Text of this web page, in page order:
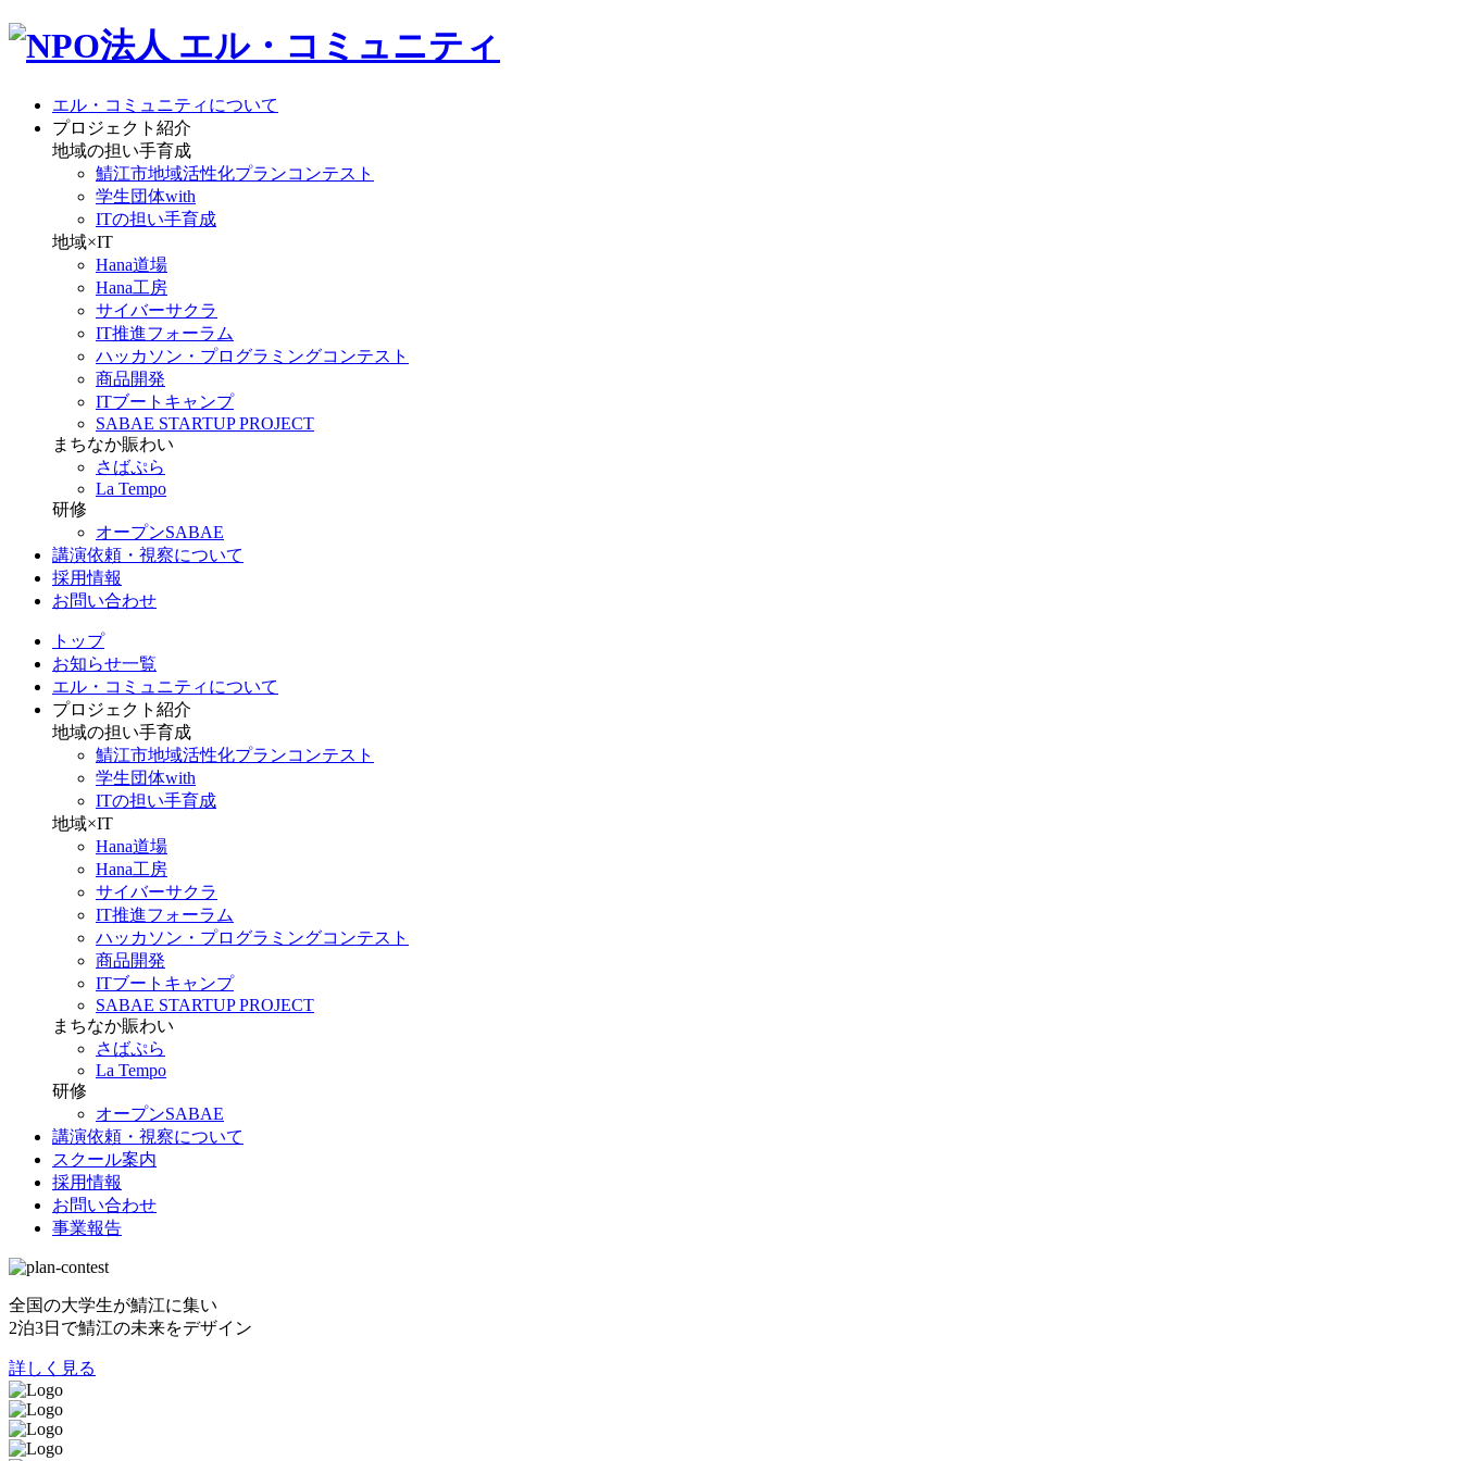
エル・コミュニティについて
プロジェクト紹介
地域の担い手育成
鯖江市地域活性化プランコンテスト
学生団体with
ITの担い手育成
地域×IT
Hana道場
Hana工房
サイバーサクラ
IT推進フォーラム
ハッカソン・プログラミングコンテスト
商品開発
ITブートキャンプ
SABAE STARTUP PROJECT
まちなか賑わい
さばぷら
La Tempo
研修
オープンSABAE
講演依頼・視察について
採用情報
お問い合わせ
トップ
お知らせ一覧
エル・コミュニティについて
プロジェクト紹介
地域の担い手育成
鯖江市地域活性化プランコンテスト
学生団体with
ITの担い手育成
地域×IT
Hana道場
Hana工房
サイバーサクラ
IT推進フォーラム
ハッカソン・プログラミングコンテスト
商品開発
ITブートキャンプ
SABAE STARTUP PROJECT
まちなか賑わい
さばぷら
La Tempo
研修
オープンSABAE
講演依頼・視察について
スクール案内
採用情報
お問い合わせ
事業報告
全国の大学生が鯖江に集い
2泊3日で鯖江の未来をデザイン
詳しく見る